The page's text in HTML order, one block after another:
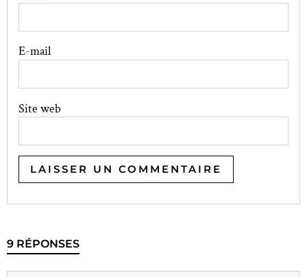
E-mail
Site web
9 RÉPONSES